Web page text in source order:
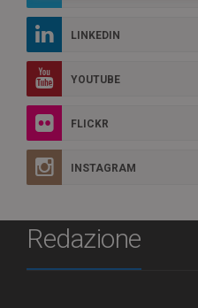
LINKEDIN
YOUTUBE
FLICKR
INSTAGRAM
Redazione